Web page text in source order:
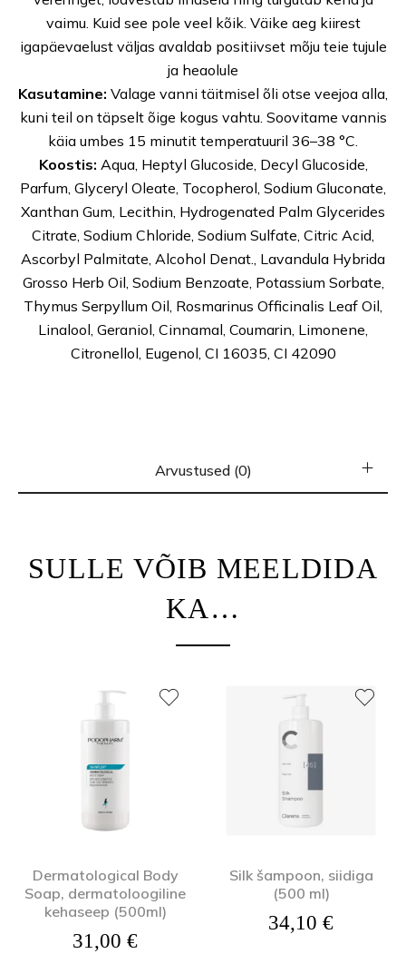
vaimu. Kuid see pole veel kõik. Väike aeg kiirest
igapäevaelust väljas avaldab positiivset mõju teie tujule
ja heaolule
Kasutamine: Valage vanni täitmisel õli otse veejoa alla,
kuni teil on täpselt õige kogus vahtu. Soovitame vannis
käia umbes 15 minutit temperatuuril 36–38 °C.
Koostis: Aqua, Heptyl Glucoside, Decyl Glucoside,
Parfum, Glyceryl Oleate, Tocopherol, Sodium Gluconate,
Xanthan Gum, Lecithin, Hydrogenated Palm Glycerides
Citrate, Sodium Chloride, Sodium Sulfate, Citric Acid,
Ascorbyl Palmitate, Alcohol Denat., Lavandula Hybrida
Grosso Herb Oil, Sodium Benzoate, Potassium Sorbate,
Thymus Serpyllum Oil, Rosmarinus Officinalis Leaf Oil,
Linalool, Geraniol, Cinnamal, Coumarin, Limonene,
Citronellol, Eugenol, CI 16035, CI 42090
Arvustused (0)
SULLE VÕIB MEELDIDA
KA…
Dermatological Body
Soap, dermatoloogiline
kehaseep (500ml)
31,00 €
Silk šampoon, siidiga
(500 ml)
34,10 €